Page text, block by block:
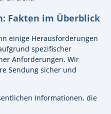
Fakten im Überblick
einige Herausforderungen
spezifischer
Anforderungen. Wir
Sendung sicher und
Informationen, die